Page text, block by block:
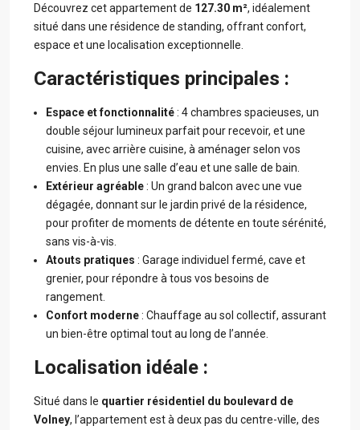
Découvrez cet appartement de 127.30 m², idéalement
situé dans une résidence de standing, offrant confort,
espace et une localisation exceptionnelle.
Caractéristiques principales :
Espace et fonctionnalité: 4 chambres spacieuses, un
double séjour lumineux parfait pour recevoir, et une
cuisine, avec arrière cuisine, à aménager selon vos
envies. En plus une salle d’eau et une salle de bain.
Extérieur agréable: Un grand balcon avec une vue
dégagée, donnant sur le jardin privé de la résidence,
pour profiter de moments de détente en toute sérénité,
sans vis-à-vis.
Atouts pratiques : Garage individuel fermé, cave et
grenier, pour répondre à tous vos besoins de
rangement.
Confort moderne: Chauffage au sol collectif, assurant
un bien-être optimal tout au long de l’année.
Localisation idéale :
Situé dans le quartier résidentiel du boulevard de
Volney, l’appartement est à deux pas du centre-ville, des